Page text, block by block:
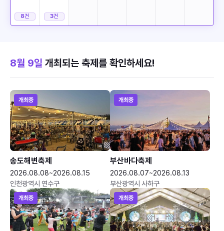
8건 3건
8월 9일 개최되는 축제를 확인하세요!
개최중
송도해변축제
2026.08.08~2026.08.15
인천광역시 연수구
개최중
부산바다축제
2026.08.07~2026.08.13
부산광역시 사하구
개최중 개최중